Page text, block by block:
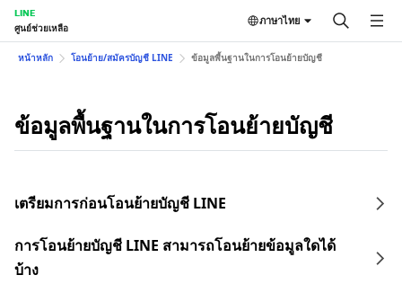
LINE
ศูนย์ช่วยเหลือ
ภาษาไทย
หน้าหลัก โอนย้าย/สมัครบัญชี LINE ข้อมูลพื้นฐานในการโอนย้ายบัญชี
ข้อมูลพื้นฐานในการโอนย้ายบัญชี
เตรียมการก่อนโอนย้ายบัญชี LINE
การโอนย้ายบัญชี LINE สามารถโอนย้ายข้อมูลใดได้
บ้าง